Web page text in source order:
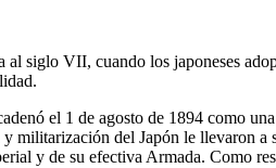
al siglo VII, cuando los japoneses
el 1 de agosto de 1894 como
militarización del Japón le llevaron a
y de su efectiva Armada. Como